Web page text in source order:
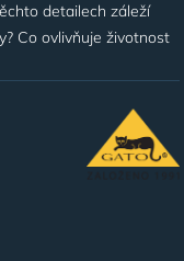
detailech záleží
Co ovlivňuje životnost